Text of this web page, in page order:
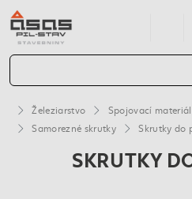
Železiarstvo Spojovací materiál
Samorezné skrutky
Skrutky do
SKRUTKY